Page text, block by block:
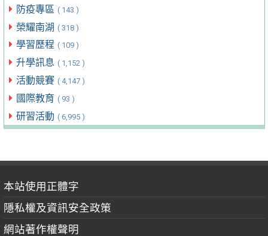
防疫專區 ( 143 )
榮耀南湖 ( 318 )
學習歷程 ( 109 )
升學訊息 ( 1,152 )
活動競賽 ( 4,147 )
國際教育 ( 93 )
研習活動 ( 6,995 )
本站使用正體字
隱私權及資訊安全政策
網站著作權聲明